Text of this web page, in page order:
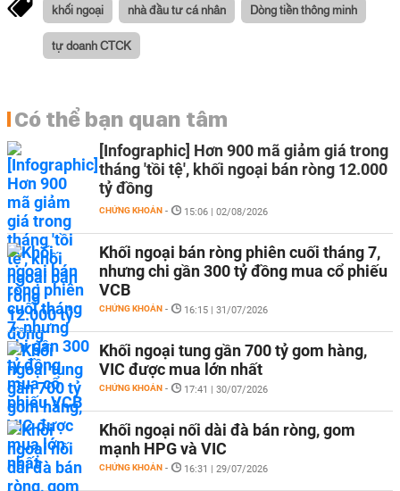
khối ngoại nhà đầu tư cá nhân Dòng tiền thông minh
tự doanh CTCK
Có thể bạn quan tâm
[Infographic] Hơn 900 mã giảm giá trong
tháng 'tồi tệ', khối ngoại bán ròng 12.000
tỷ đồng
CHỨNG KHOÁN - 15:06 | 02/08/2026
Khối ngoại bán ròng phiên cuối tháng 7,
nhưng chi gần 300 tỷ đồng mua cổ phiếu
VCB
CHỨNG KHOÁN - 16:15 | 31/07/2026
Khối ngoại tung gần 700 tỷ gom hàng,
VIC được mua lớn nhất
CHỨNG KHOÁN - 17:41 | 30/07/2026
Khối ngoại nối dài đà bán ròng, gom
mạnh HPG và VIC
CHỨNG KHOÁN - 16:31 | 29/07/2026